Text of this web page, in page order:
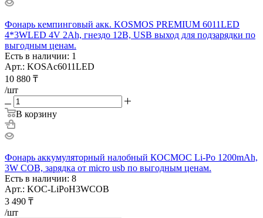
Фонарь кемпинговый акк. KOSMOS PREMIUM 6011LED
4*3WLED 4V 2Ah, гнездо 12В, USB выход для подзарядки по
выгодным ценам.
Есть в наличии: 1
Арт.: KOSAc6011LED
10 880 ₸
/шт
В корзину
Фонарь аккумуляторный налобный КОСМОС Li-Po 1200mAh,
3W COB, зарядка от micro usb по выгодным ценам.
Есть в наличии: 8
Арт.: KOC-LiPoH3WCOB
3 490 ₸
/шт